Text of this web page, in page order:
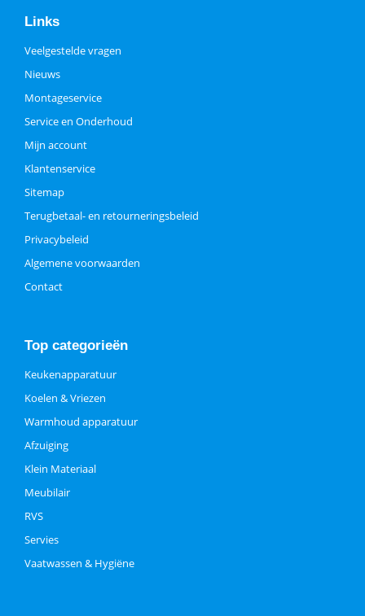
Links
Veelgestelde vragen
Nieuws
Montageservice
Service en Onderhoud
Mijn account
Klantenservice
Sitemap
Terugbetaal- en retourneringsbeleid
Privacybeleid
Algemene voorwaarden
Contact
Top categorieën
Keukenapparatuur
Koelen & Vriezen
Warmhoud apparatuur
Afzuiging
Klein Materiaal
Meubilair
RVS
Servies
Vaatwassen & Hygiëne